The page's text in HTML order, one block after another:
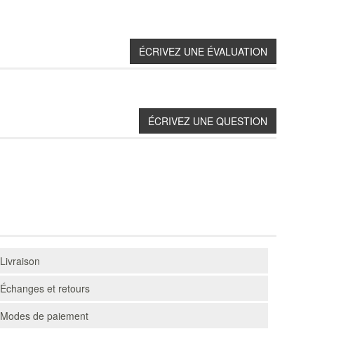
Livraison
Échanges et retours
Modes de paiement